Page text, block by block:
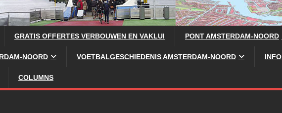
GRATIS OFFERTES VERBOUWEN EN VAKLUI PONT AMSTERDAM-NOORD
NOORD VOETBALGESCHIEDENIS AMSTERDAM-NOORD INFO
COLUMNS